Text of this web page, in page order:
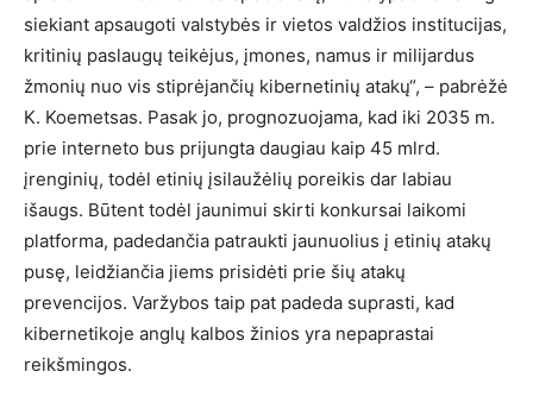
siekiant apsaugoti valstybės ir vietos valdžios institucijas,
kritinių paslaugų teikėjus, įmones, namus ir milijardus
žmonių nuo vis stiprėjančių kibernetinių atakų“, – pabrėžė
K. Koemetsas. Pasak jo, prognozuojama, kad iki 2035 m.
prie interneto bus prijungta daugiau kaip 45 mlrd.
įrenginių, todėl etinių įsilaužėlių poreikis dar labiau
išaugs. Būtent todėl jaunimui skirti konkursai laikomi
platforma, padedančia patraukti jaunuolius į etinių atakų
pusę, leidžiančia jiems prisidėti prie šių atakų
prevencijos. Varžybos taip pat padeda suprasti, kad
kibernetikoje anglų kalbos žinios yra nepaprastai
reikšmingos.